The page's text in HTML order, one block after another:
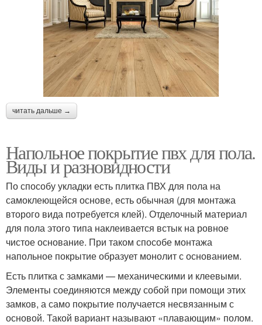
читать дальше →
Напольное покрытие пвх для пола.
Виды и разновидности
По способу укладки есть плитка ПВХ для пола на
самоклеющейся основе, есть обычная (для монтажа
второго вида потребуется клей). Отделочный материал
для пола этого типа наклеивается встык на ровное
чистое основание. При таком способе монтажа
напольное покрытие образует монолит с основанием.
Есть плитка с замками — механическими и клеевыми.
Элементы соединяются между собой при помощи этих
замков, а само покрытие получается несвязанным с
основой. Такой вариант называют «плавающим» полом.